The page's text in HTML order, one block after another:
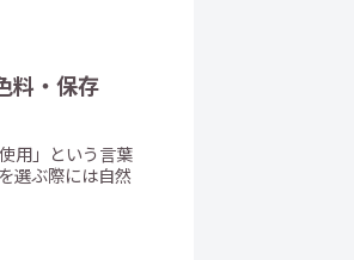
存
用」という言葉
選ぶ際には自然